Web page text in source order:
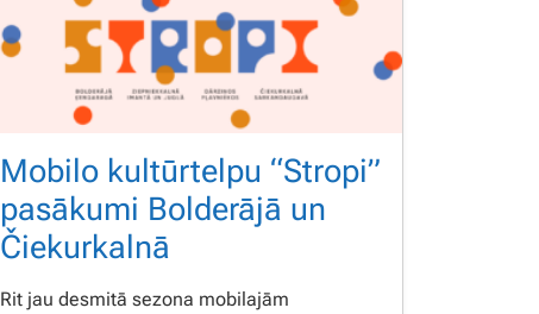
Mobilo kultūrtelpu “Stropi”
pasākumi Bolderājā un
Čiekurkalnā
Rit jau desmitā sezona mobilajām